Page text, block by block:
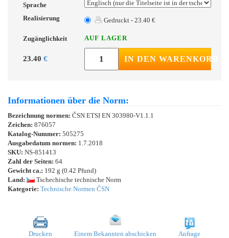
Sprache
Realisierung
Gedruckt - 23.40 €
Zugänglichkeit AUF LAGER
23.40 € IN DEN WARENKORB
Informationen über die Norm:
Bezeichnung normen: ČSN ETSI EN 303980-V1.1.1
Zeichen: 876057
Katalog-Nummer: 505275
Ausgabedatum normen: 1.7.2018
SKU: NS-851413
Zahl der Seiten: 64
Gewicht ca.: 192 g (0.42 Pfund)
Land:
Tschechische technische Norm
Kategorie: Technische Normen ČSN
Drucken Einem Bekannten abschicken Anfrage